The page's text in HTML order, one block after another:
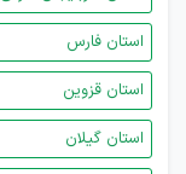
استان فارس
استان قزوین
استان گیلان